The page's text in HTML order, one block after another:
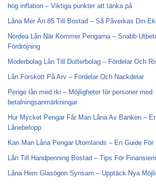
hög inflation – Viktiga punkter att tänka på
Låna Mer Än 85 Till Bostad – Så Påverkas Din
Nordea Lån När Kommer Pengarna – Snabb
Fördröjning
Moderbolag Lån Till Dotterbolag – Fördelar Och
Lån Förskott På Arv – Fördelar Och Nackdelar
Penge lån med rki – Möjligheter för personer med
betalningsanmärkningar
Hur Mycket Pengar Får Man Låna Av Banken –
Lånebelopp
Kan Man Låna Pengar Utomlands – En Guide För
Lån Till Handpenning Bostad – Tips För
Låna Hem Glasögon Synsam – Upptäck Nya